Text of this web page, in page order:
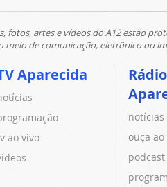
fotos, artes e vídeos do A12 estão
de comunicação, eletrônico ou
Aparecida
ao vivo
Rádio
notícias
ouça ao
podcast